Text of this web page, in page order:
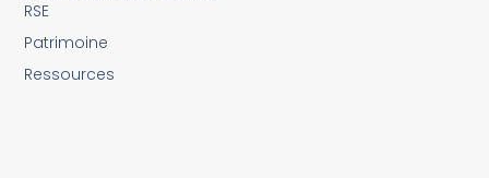
RSE
Patrimoine
Ressources